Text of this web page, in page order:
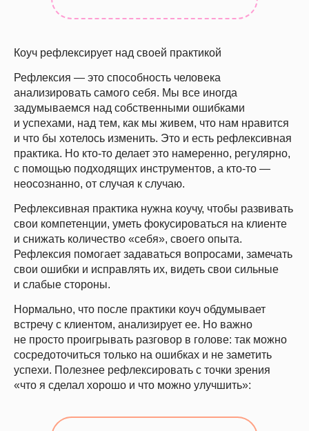
Коуч рефлексирует над своей практикой
Рефлексия — это способность человека
анализировать самого себя. Мы все иногда
задумываемся над собственными ошибками
и успехами, над тем, как мы живем, что нам нравится
и что бы хотелось изменить. Это и есть рефлексивная
практика. Но кто-то делает это намеренно, регулярно,
с помощью подходящих инструментов, а кто-то —
неосознанно, от случая к случаю.
Рефлексивная практика нужна коучу, чтобы развивать
свои компетенции, уметь фокусироваться на клиенте
и снижать количество «себя», своего опыта.
Рефлексия помогает задаваться вопросами, замечать
свои ошибки и исправлять их, видеть свои сильные
и слабые стороны.
Нормально, что после практики коуч обдумывает
встречу с клиентом, анализирует ее. Но важно
не просто проигрывать разговор в голове: так можно
сосредоточиться только на ошибках и не заметить
успехи. Полезнее рефлексировать с точки зрения
«что я сделал хорошо и что можно улучшить»: